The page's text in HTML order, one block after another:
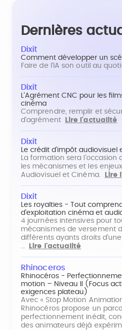
Dernières
Dixit
Comment développer un
Faire de l'IA son outil au
Dixit
L'Agrément CNC pour les
cinéma
Comprendre, remplir et
d'agrément
Lire l'actualité
Dixit
Le crédit d'impôt audiovisuel
La formation sera l'occasion
les mécanismes et les
Audiovisuel et Cinéma.
Lire
Dixit
Les royalties - Tout
d'exploitation cinéma et
4 journées intensives pour
mécanismes de versement
différents ayants droits
…
Lire l'actualité
Rhinoceros
Rhinocéros -
motion – Niveau II (Focus
exigences plateau)
Avec « Stop Motion
Rhinocéros propose un
perfectionnement inédit,
des animateurs déjà